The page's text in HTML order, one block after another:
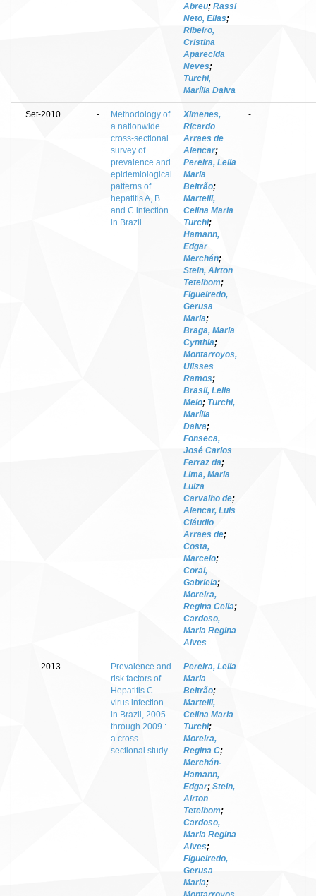
Abreu; Rassi
Neto, Elias;
Ribeiro,
Cristina
Aparecida
Neves;
Turchi,
Marília Dalva
Set-2010 -
Methodology of
a nationwide
cross-sectional
survey of
prevalence and
epidemiological
patterns of
hepatitis A, B
and C infection
in Brazil
Ximenes,
Ricardo
Arraes de
Alencar;
Pereira, Leila
Maria
Beltrão;
Martelli,
Celina Maria
Turchi;
Hamann,
Edgar
Merchán;
Stein, Airton
Tetelbom;
Figueiredo,
Gerusa
Maria;
Braga, Maria
Cynthia;
Montarroyos,
Ulisses
Ramos;
Brasil, Leila
Melo; Turchi,
Marília
Dalva;
Fonseca,
José Carlos
Ferraz da;
Lima, Maria
Luiza
Carvalho de;
Alencar, Luis
Cláudio
Arraes de;
Costa,
Marcelo;
Coral,
Gabriela;
Moreira,
Regina Celia;
Cardoso,
Maria Regina
Alves
-
2013 -
Prevalence and
risk factors of
Hepatitis C
virus infection
in Brazil, 2005
through 2009 :
a cross-
sectional study
Pereira, Leila
Maria
Beltrão;
Martelli,
Celina Maria
Turchi;
Moreira,
Regina C;
Merchán-
Hamann,
Edgar; Stein,
Airton
Tetelbom;
Cardoso,
Maria Regina
Alves;
Figueiredo,
Gerusa
Maria;
-